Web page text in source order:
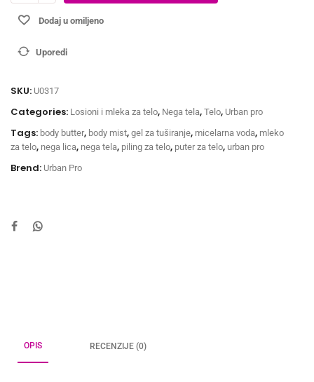
Dodaj u omiljeno
Uporedi
SKU: U0317
Categories: Losioni i mleka za telo, Nega tela, Telo, Urban pro
Tags: body butter, body mist, gel za tuširanje, micelarna voda, mleko
za telo, nega lica, nega tela, piling za telo, puter za telo, urban pro
Brend: Urban Pro
OPIS RECENZIJE (0)